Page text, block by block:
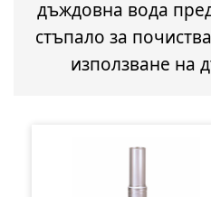
дъждовна вода
стъпало за
използване на